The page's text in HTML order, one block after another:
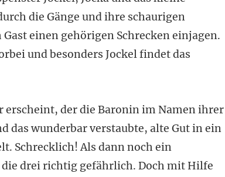
die Gänge und ihre schaurigen
einen gehörigen Schrecken einjagen.
und besonders Jockel findet das
erscheint, der die Baronin im Namen ihrer
das wunderbar verstaubte, alte Gut in ein
Schrecklich! Als dann noch ein
drei richtig gefährlich. Doch mit Hilfe